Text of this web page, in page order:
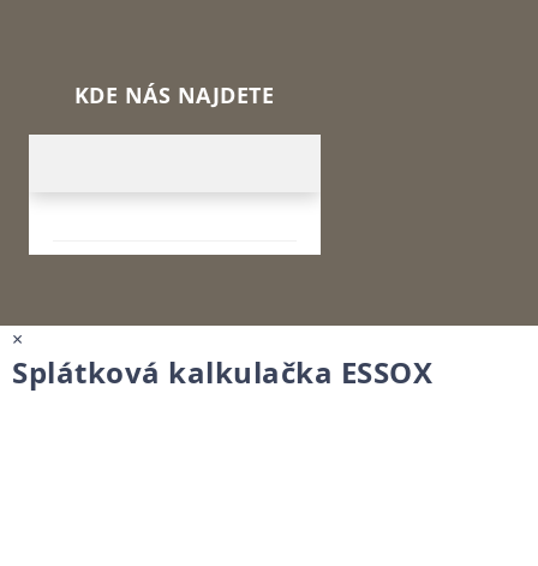
KDE NÁS NAJDETE
×
Splátková kalkulačka ESSOX